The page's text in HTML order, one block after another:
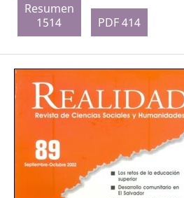
Resumen
1514
PDF 414